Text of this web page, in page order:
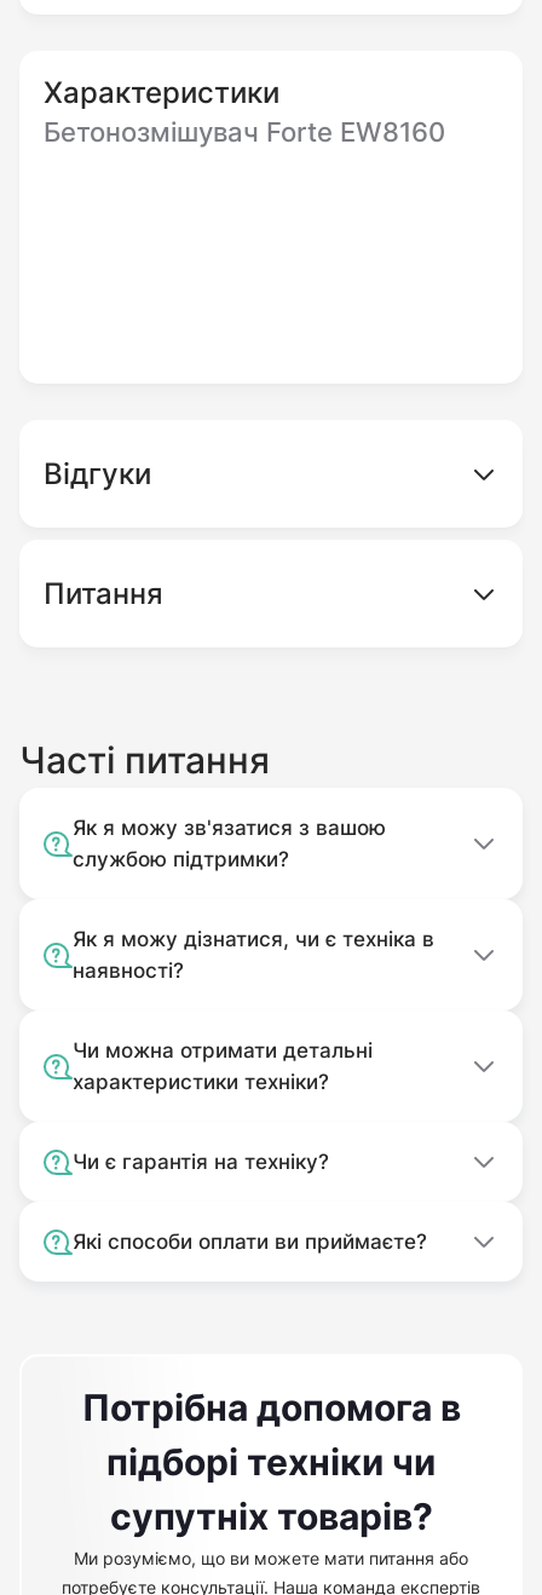
Головною особливістю цього обладнання є
надійний електричний двигун асинхронного
типу. Удосконалене повітряне охолодження
Характеристики
Бетонозмішувач Forte EW8160
Відгуки
Питання
Часті питання
Як я можу зв'язатися з вашою
службою підтримки?
Як я можу дізнатися, чи є техніка в
наявності?
Чи можна отримати детальні
характеристики техніки?
Чи є гарантія на техніку?
Які способи оплати ви приймаєте?
Потрібна допомога в
підборі техніки чи
супутніх товарів?
Ми розуміємо, що ви можете мати питання або
потребуєте консультації. Наша команда експертів